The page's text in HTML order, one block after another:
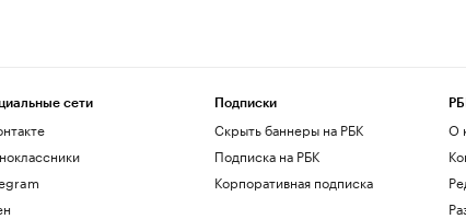
сети Подписки
Скрыть баннеры на РБК
Подписка на РБК
Корпоративная подписка
О